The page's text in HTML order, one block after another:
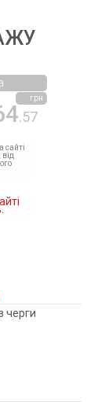
.57
грн
сайті
від
черги